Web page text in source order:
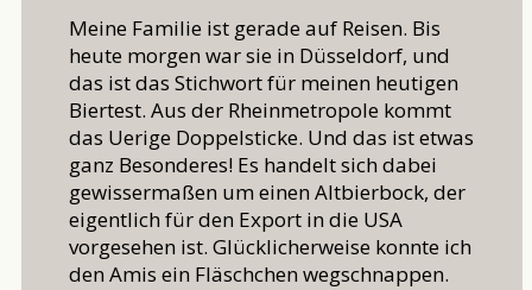
Meine Familie ist gerade auf Reisen. Bis
heute morgen war sie in Düsseldorf, und
das ist das Stichwort für meinen heutigen
Biertest. Aus der Rheinmetropole kommt
das Uerige Doppelsticke. Und das ist etwas
ganz Besonderes! Es handelt sich dabei
gewissermaßen um einen Altbierbock, der
eigentlich für den Export in die USA
vorgesehen ist. Glücklicherweise konnte ich
den Amis ein Fläschchen wegschnappen.